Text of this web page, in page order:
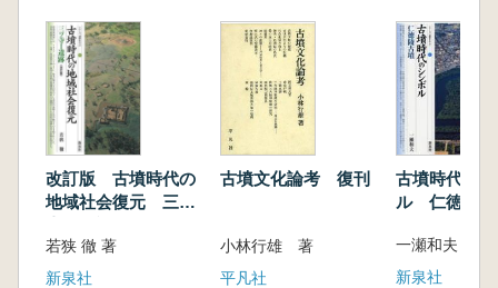
改訂版 古墳時代の
地域社会復元 三ツ
若狭 徹 著
新泉社
古墳文化論考 復刊
小林行雄 著
平凡社
古墳時代の
ル 仁徳陵古
一瀬和夫 著
新泉社